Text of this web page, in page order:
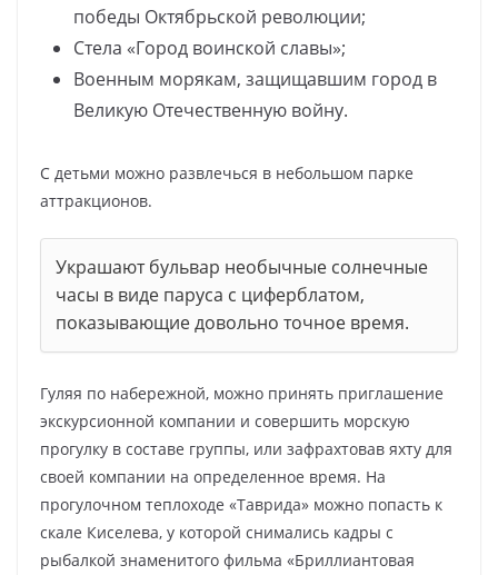
победы Октябрьской революции;
Стела «Город воинской славы»;
Военным морякам, защищавшим город в
Великую Отечественную войну.
С детьми можно развлечься в небольшом парке
аттракционов.
Украшают бульвар необычные солнечные
часы в виде паруса с циферблатом,
показывающие довольно точное время.
Гуляя по набережной, можно принять приглашение
экскурсионной компании и совершить морскую
прогулку в составе группы, или зафрахтовав яхту для
своей компании на определенное время. На
прогулочном теплоходе «Таврида» можно попасть к
скале Киселева, у которой снимались кадры с
рыбалкой знаменитого фильма «Бриллиантовая